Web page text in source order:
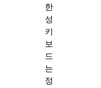
한
성
키
보
드
는
정